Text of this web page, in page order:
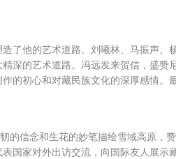
了他的艺术道路。刘曦林、马振声
深的艺术道路。冯远发来贺信，盛
的初心和对藏民族文化的深厚感情
的信念和生花的妙笔描绘雪域高原，
国家对外出访交流，向国际友人展示